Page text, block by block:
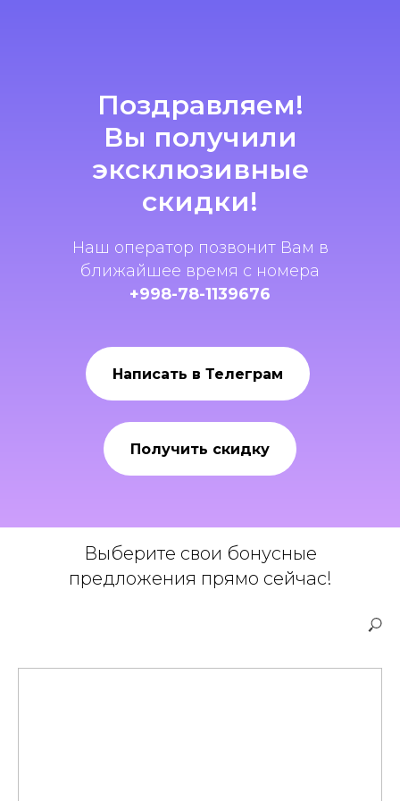
Поздравляем!
Вы получили
эксклюзивные
скидки!
Наш оператор позвонит Вам в
ближайшее время с номера
+998-78-1139676
Написать в Телеграм
Получить скидку
Выберите свои бонусные
предложения прямо сейчас!